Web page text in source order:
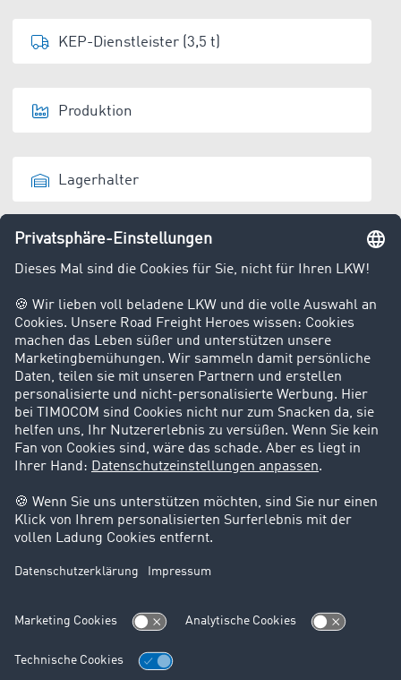
KEP-Dienstleister (3,5 t)
Produktion
Lagerhalter
Entsorger
Privatperson
+49 211 88 26 88 26
+49 211 88 26 53 00
salessupport@timocom.com